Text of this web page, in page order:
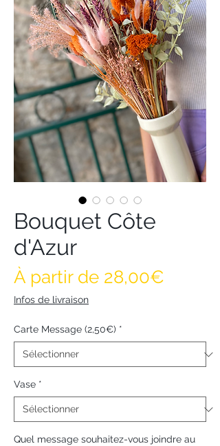
Bouquet Côte
d'Azur
À partir de 28,00€
Infos de livraison
Carte Message (2,50€) *
Vase *
Quel message souhaitez-vous joindre au